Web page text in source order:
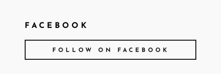
FACEBOOK
FOLLOW ON FACEBOOK